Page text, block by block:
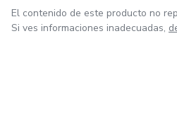
El contenido de este producto no
Si ves informaciones inadecuadas,